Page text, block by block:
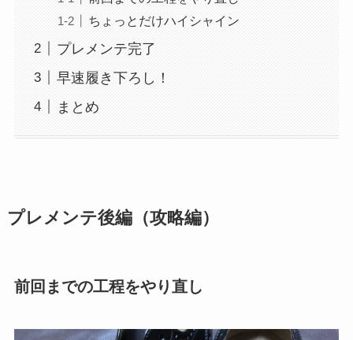
ちょっとだけハイシャイン
プレメンテ完了
早速履き下ろし！
まとめ
プレメンテ後編（攻略編）
前回までの工程をやり直し